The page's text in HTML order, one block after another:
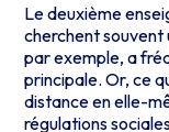
Le deuxième
cherchent souvent
par exemple, a
principale. Or, ce
distance en elle-
régulations